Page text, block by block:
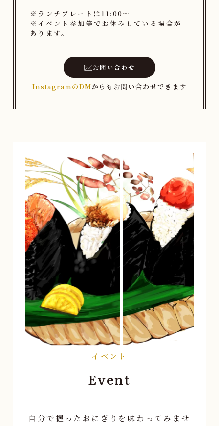
※ランチプレートは11:00〜
※イベント参加等でお休みしている場合が
あります。
お問い合わせ
InstagramのDMからもお問い合わせできます
イベント
Event
自分で握ったおにぎりを味わってみませ